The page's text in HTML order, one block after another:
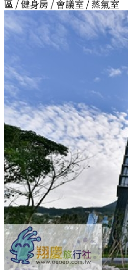
區 / 健身房 / 會議室 / 蒸氣室